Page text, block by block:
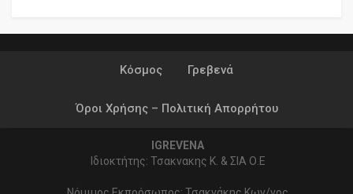
Κόσμος Γρεβενά
Όροι Χρήσης – Πολιτική Απορρήτου
IGREVENA
Ιδιοκτήτης: Τσακνακης Κ. & ΣΙΑ Ο.Ε